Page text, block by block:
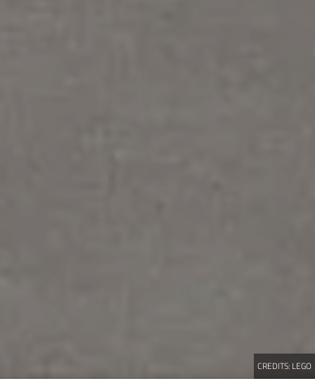
CREDITS: LEGO